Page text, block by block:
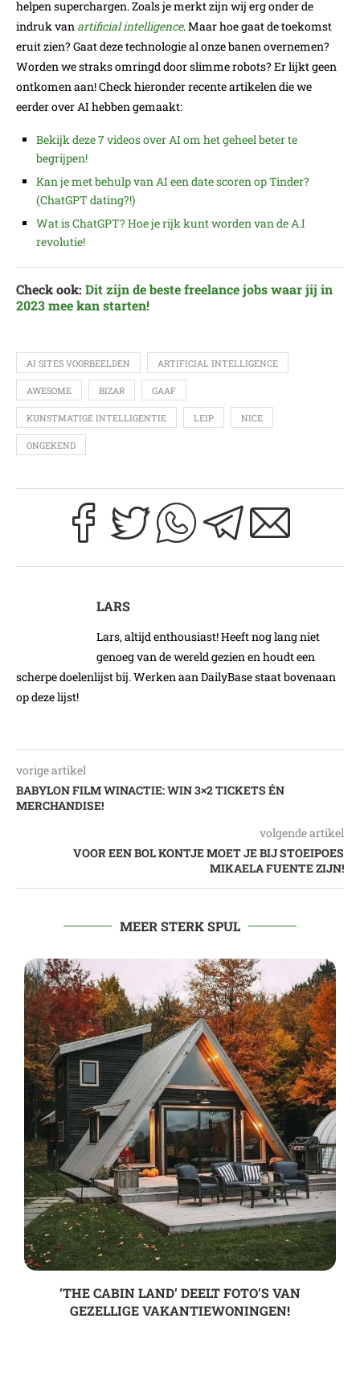
helpen superchargen. Zoals je merkt zijn wij erg onder de
indruk van artificial intelligence. Maar hoe gaat de toekomst
eruit zien? Gaat deze technologie al onze banen overnemen?
Worden we straks omringd door slimme robots? Er lijkt geen
ontkomen aan! Check hieronder recente artikelen die we
eerder over AI hebben gemaakt:
Bekijk deze 7 videos over AI om het geheel beter te
begrijpen!
Kan je met behulp van AI een date scoren op Tinder?
(ChatGPT dating?!)
Wat is ChatGPT? Hoe je rijk kunt worden van de A.I
revolutie!
Check ook: Dit zijn de beste freelance jobs waar jij in
2023 mee kan starten!
AI SITES VOORBEELDEN ARTIFICIAL INTELLIGENCE
AWESOME BIZAR GAAF
KUNSTMATIGE INTELLIGENTIE LEIP NICE
ONGEKEND
LARS
Lars, altijd enthousiast! Heeft nog lang niet
genoeg van de wereld gezien en houdt een
scherpe doelenlijst bij. Werken aan DailyBase staat bovenaan
op deze lijst!
vorige artikel
BABYLON FILM WINACTIE: WIN 3×2 TICKETS ÉN
MERCHANDISE!
volgende artikel
VOOR EEN BOL KONTJE MOET JE BIJ STOEIPOES
MIKAELA FUENTE ZIJN!
MEER STERK SPUL
‘THE CABIN LAND’ DEELT FOTO’S VAN
GEZELLIGE VAKANTIEWONINGEN!